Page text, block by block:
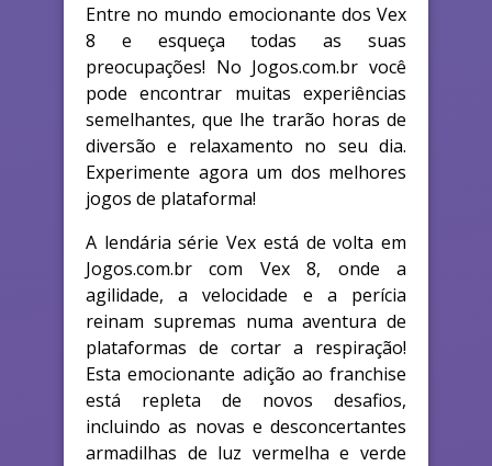
Entre no mundo emocionante dos Vex
8 e esqueça todas as suas
preocupações! No Jogos.com.br você
pode encontrar muitas experiências
semelhantes, que lhe trarão horas de
diversão e relaxamento no seu dia.
Experimente agora um dos melhores
jogos de plataforma!
A lendária série Vex está de volta em
Jogos.com.br com Vex 8, onde a
agilidade, a velocidade e a perícia
reinam supremas numa aventura de
plataformas de cortar a respiração!
Esta emocionante adição ao franchise
está repleta de novos desafios,
incluindo as novas e desconcertantes
armadilhas de luz vermelha e verde